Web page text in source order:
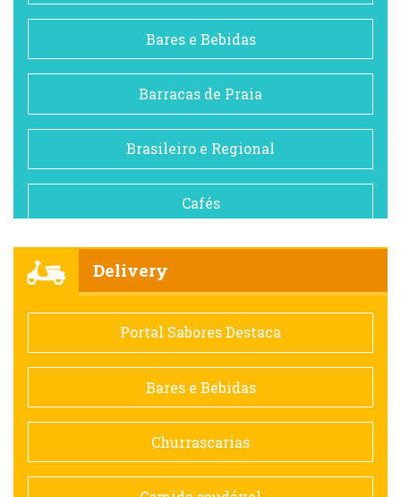
Bares e Bebidas
Barracas de Praia
Brasileiro e Regional
Cafés
Comida saudável
Contemporânea
Doceria
Espanhola
Delivery
Portal Sabores Destaca
Bares e Bebidas
Churrascarias